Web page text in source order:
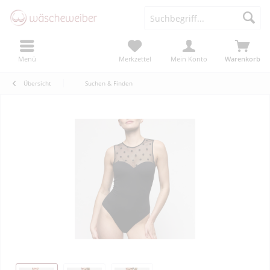
Menü Warenkorb
Merkzettel Mein Konto
Übersicht Suchen & Finden